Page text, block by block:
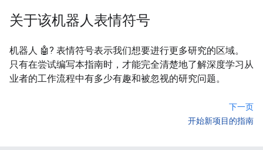
关于该机器人表情符号
机器人 🤖? 表情符号表示我们想要进行更多研究的区域。
只有在尝试编写本指南时，才能完全清楚地了解深度学习从
业者的工作流程中有多少有趣和被忽视的研究问题。
下一页
开始新项目的指南